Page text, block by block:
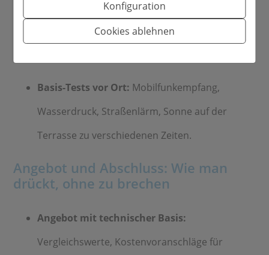
Kein „wir nutzen die Zeit und schauen uns noch
zehn andere an“. Gutes wird mit Ruhe
Basis-Tests vor Ort: Mobilfunkempfang,
Wasserdruck, Straßenlärm, Sonne auf der
Terrasse zu verschiedenen Zeiten.
Angebot und Abschluss: Wie man
drückt, ohne zu brechen
Angebot mit technischer Basis:
Vergleichswerte, Kostenvoranschläge für
Konfiguration
Cookies ablehnen